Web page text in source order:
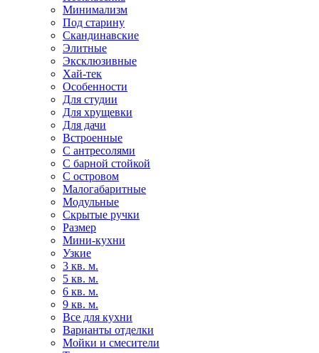
Минимализм
Под старину
Скандинавские
Элитные
Эксклюзивные
Хай-тек
Особенности
Для студии
Для хрущевки
Для дачи
Встроенные
С антресолями
С барной стойкой
С островом
Малогабаритные
Модульные
Скрытые ручки
Размер
Мини-кухни
Узкие
3 кв. м.
5 кв. м.
6 кв. м.
9 кв. м.
Все для кухни
Варианты отделки
Мойки и смесители